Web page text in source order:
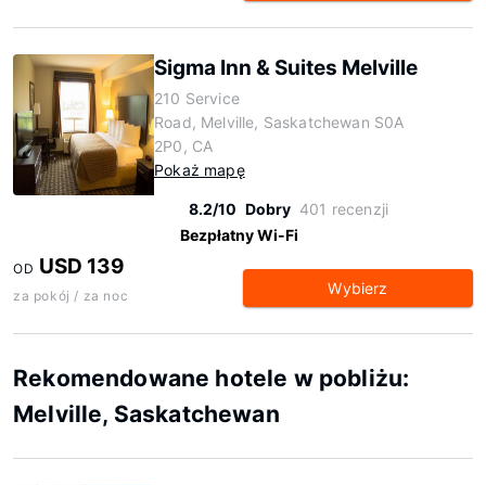
Sigma Inn & Suites Melville
210 Service
Road, Melville, Saskatchewan S0A
2P0, CA
Pokaż mapę
8.2/10 Dobry 401 recenzji
Bezpłatny Wi-Fi
OD USD 139
za pokój / za noc Wybierz
Rekomendowane hotele w pobliżu:
Melville, Saskatchewan